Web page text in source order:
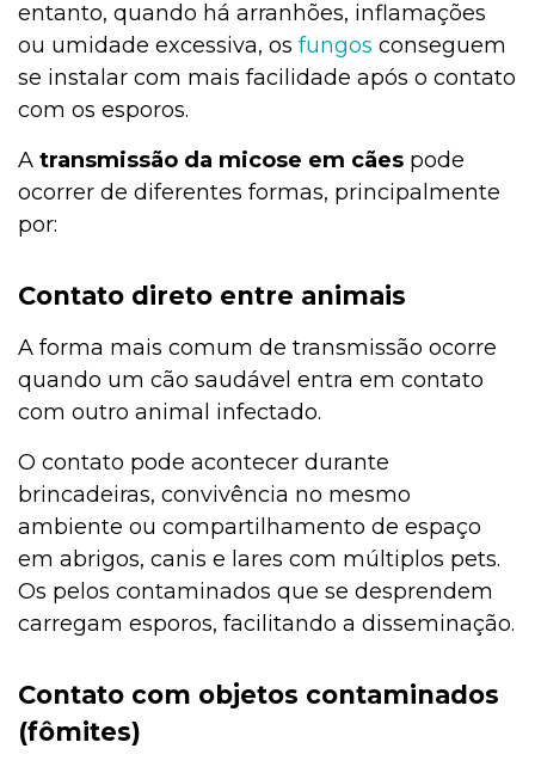
entanto, quando há arranhões, inflamações
ou umidade excessiva, os fungos conseguem
se instalar com mais facilidade após o contato
com os esporos.
A transmissão da micose em cães pode
ocorrer de diferentes formas, principalmente
por:
Contato direto entre animais
A forma mais comum de transmissão ocorre
quando um cão saudável entra em contato
com outro animal infectado.
O contato pode acontecer durante
brincadeiras, convivência no mesmo
ambiente ou compartilhamento de espaço
em abrigos, canis e lares com múltiplos pets.
Os pelos contaminados que se desprendem
carregam esporos, facilitando a disseminação.
Contato com objetos contaminados
(fômites)